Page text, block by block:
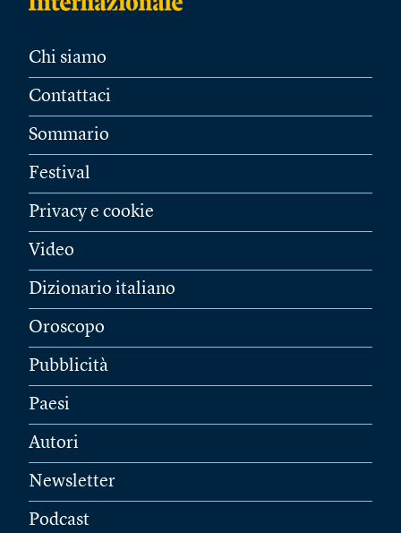
Chi siamo
Contattaci
Sommario
Festival
Privacy e cookie
Video
Dizionario italiano
Oroscopo
Pubblicità
Paesi
Autori
Newsletter
Podcast